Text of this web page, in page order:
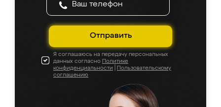
Отправить
Я соглашаюсь на передачу персональных
данных согласно Политике
конфиденциальности
Пользовательскому
соглашению